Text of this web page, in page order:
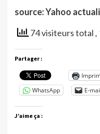
source: Yahoo
74 visiteurs total ,
Partager :
WhatsApp
E-
J’aime ça :